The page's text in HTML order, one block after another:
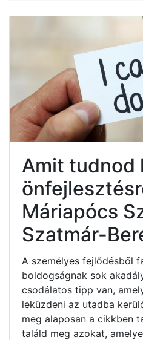
Amit tudnod
Máriapócs
Szatmár-
A személyes fejlődésből
boldogságnak sok
csodálatos tipp van,
leküzdeni az utadba
meg alaposan a cikkben
találd meg azokat,